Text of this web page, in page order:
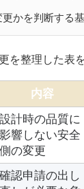
かを判断する基
を整理した表
内容
設計時の品質に
影響しない安全
側の変更
確認申請の出し